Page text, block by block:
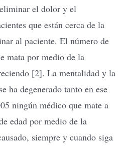
el dolor y el
que están cerca de la
al paciente. El número de
mata por medio de la
[2]. La mentalidad y la
ha degenerado tanto en ese
ningún médico que mate a
edad por medio de la
siempre y cuando siga